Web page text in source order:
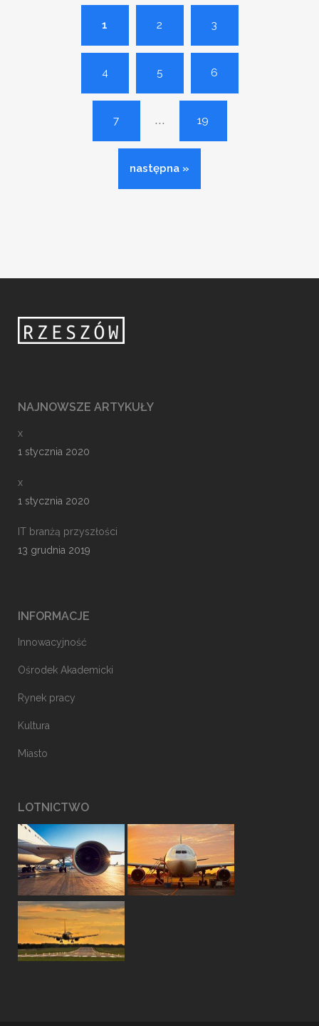
1 2 3
4 5 6
7 ... 19
następna »
NAJNOWSZE ARTYKUŁY
x
1 stycznia 2020
x
1 stycznia 2020
IT branżą przyszłości
13 grudnia 2019
INFORMACJE
Innowacyjność
Ośrodek Akademicki
Rynek pracy
Kultura
Miasto
LOTNICTWO